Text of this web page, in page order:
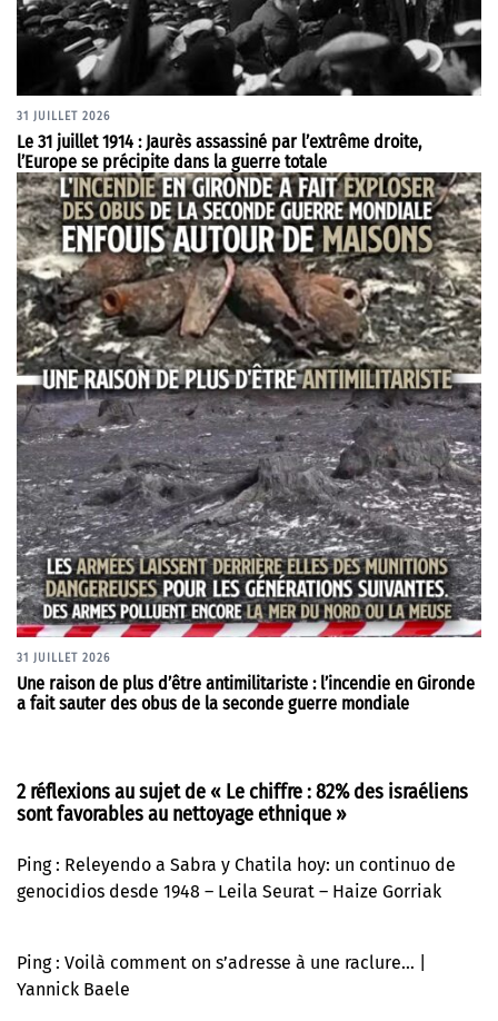
31 JUILLET 2026
Le 31 juillet 1914 : Jaurès assassiné par l’extrême droite,
l’Europe se précipite dans la guerre totale
31 JUILLET 2026
Une raison de plus d’être antimilitariste : l’incendie en Gironde
a fait sauter des obus de la seconde guerre mondiale
2 réflexions au sujet de « Le chiffre : 82% des israéliens
sont favorables au nettoyage ethnique »
Ping : Releyendo a Sabra y Chatila hoy: un continuo de
genocidios desde 1948 – Leila Seurat – Haize Gorriak
Ping : Voilà comment on s’adresse à une raclure… |
Yannick Baele